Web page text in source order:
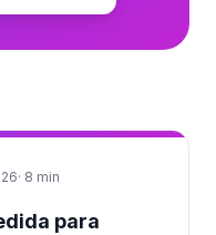
· 8 min
para